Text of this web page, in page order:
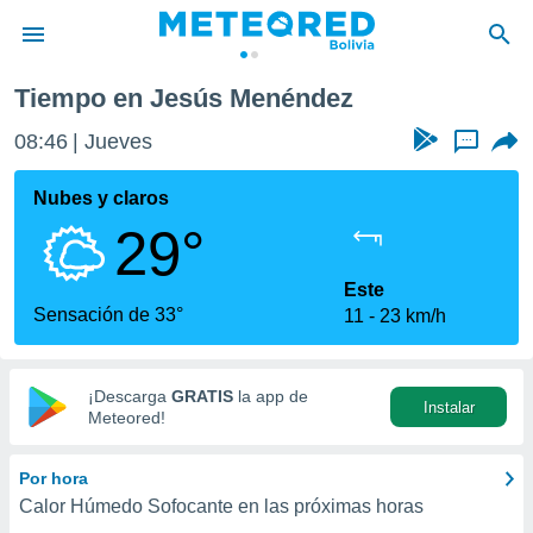
de
ha
calidad.
a este
las
y
digital
basada
Tiempo en Jesús Menéndez
08:46 Jueves ...
Nubes y claros
29°
Sensación de 33°
Este
11
23 km/h
¡Descarga GRATIS la app de
Meteored!
Instalar
Por hora
Calor Húmedo Sofocante en las próximas horas